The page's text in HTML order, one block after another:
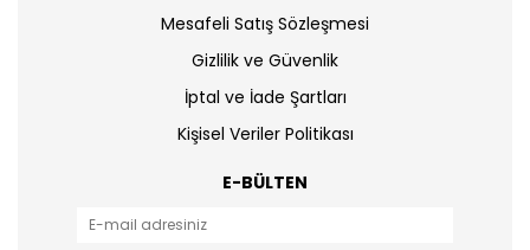
Mesafeli Satış Sözleşmesi
Gizlilik ve Güvenlik
İptal ve İade Şartları
Kişisel Veriler Politikası
E-BÜLTEN